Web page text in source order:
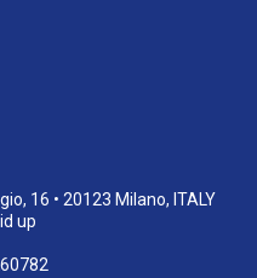
16 • 20123 Milano, ITALY
up